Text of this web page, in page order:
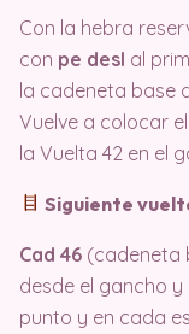
Con la hebra
con pe desl al
la cadeneta base
Vuelve a colocar
la Vuelta 42 en el
Siguiente
Cad 46 (cadeneta
desde el gancho y
punto y en cada